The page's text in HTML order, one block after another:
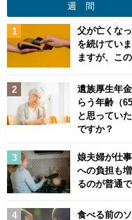
週 間
父が亡くな
を続けてい
ますが、こ
遺族厚生年
らう年齢（
と思ってい
ですか？
娘夫婦が仕
への負担も
るのが普通
食べる前の